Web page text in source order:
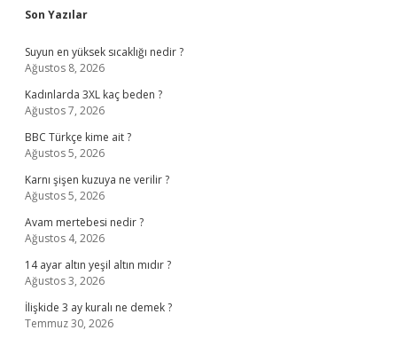
Sidebar
Son Yazılar
Suyun en yüksek sıcaklığı nedir ?
Ağustos 8, 2026
Kadınlarda 3XL kaç beden ?
Ağustos 7, 2026
BBC Türkçe kime ait ?
Ağustos 5, 2026
Karnı şişen kuzuya ne verilir ?
Ağustos 5, 2026
Avam mertebesi nedir ?
Ağustos 4, 2026
14 ayar altın yeşil altın mıdır ?
Ağustos 3, 2026
İlişkide 3 ay kuralı ne demek ?
Temmuz 30, 2026